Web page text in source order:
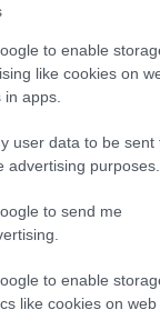
to enable
like cookies on
in apps.
user data to be sent
advertising purposes.
to send me
to enable
like cookies on
1977/36,
megszállta a
regényének
Az utcákon